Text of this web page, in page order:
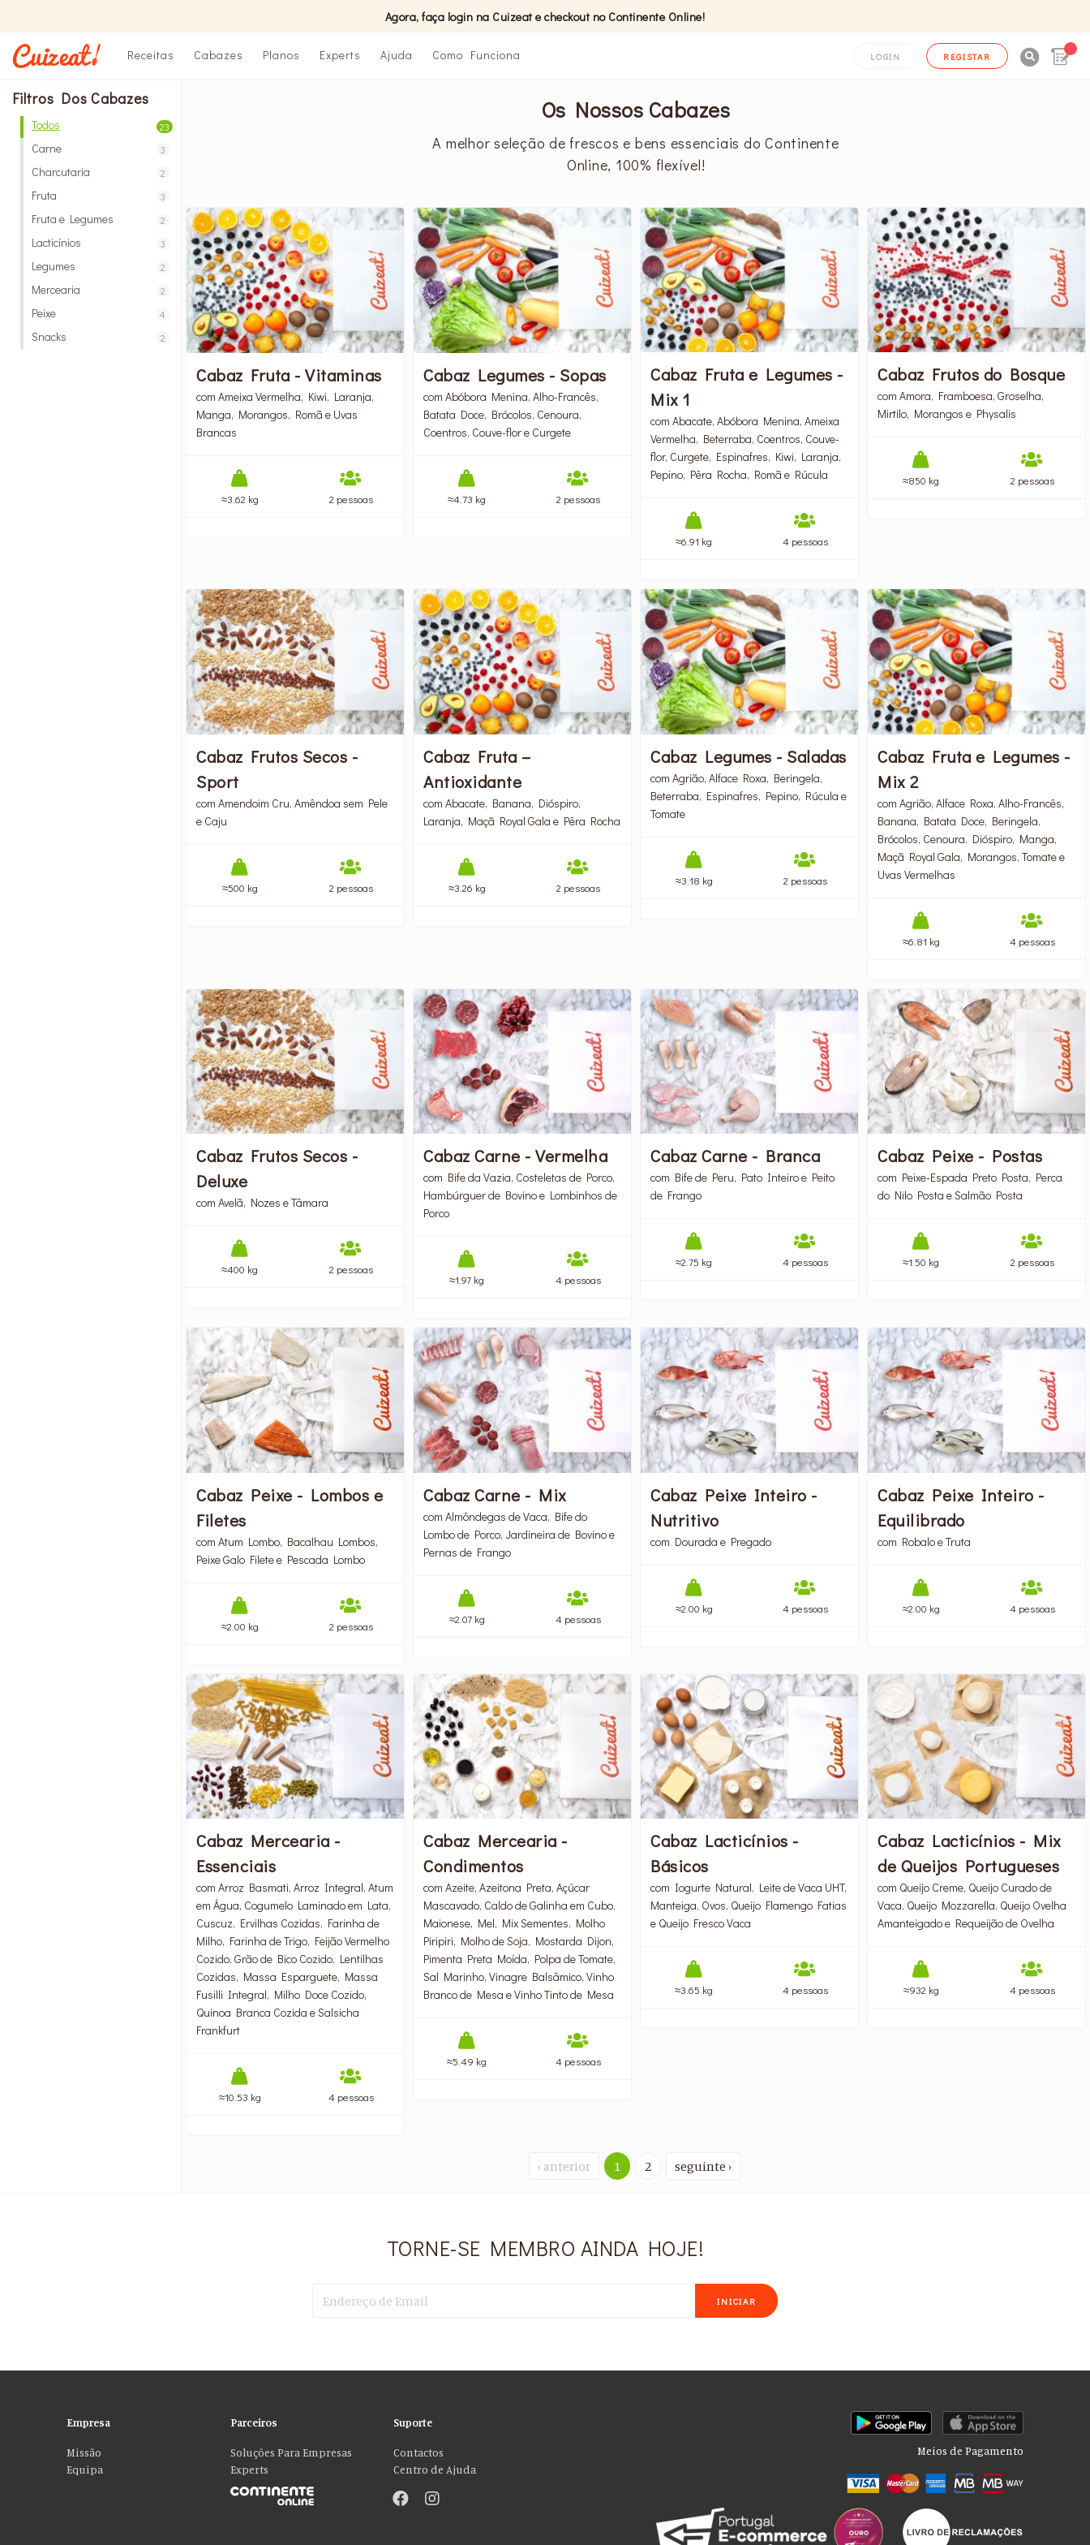
Agora, faça login na Cuizeat e checkout no Continente Online!
Receitas Cabazes Planos Experts Ajuda Como Funciona LOGIN REGISTAR 
Filtros Dos Cabazes
Todos 23
Carne 3
Charcutaria 2
Fruta 3
Fruta e Legumes 2
Lacticínios 3
Legumes 2
Mercearia 2
Peixe 4
Snacks 2
Os Nossos Cabazes
A melhor seleção de frescos e bens essenciais do Continente
Online, 100% flexível!
Cabaz Fruta - Vitaminas
com Ameixa Vermelha, Kiwi, Laranja,
Manga, Morangos, Romã e Uvas
Brancas
≈3.62 kg 2 pessoas
Cabaz Legumes - Sopas
com Abóbora Menina, Alho-Francês,
Batata Doce, Brócolos, Cenoura,
Coentros, Couve-flor e Curgete
≈4.73 kg 2 pessoas
Cabaz Fruta e Legumes -
Mix 1
com Abacate, Abóbora Menina, Ameixa
Vermelha, Beterraba, Coentros, Couve-
flor, Curgete, Espinafres, Kiwi, Laranja,
Pepino, Pêra Rocha, Romã e Rúcula
≈6.91 kg 4 pessoas
Cabaz Frutos do Bosque
com Amora, Framboesa, Groselha,
Mirtilo, Morangos e Physalis
≈850 kg 2 pessoas
Cabaz Frutos Secos -
Sport
com Amendoim Cru, Amêndoa sem Pele
e Caju
≈500 kg 2 pessoas
Cabaz Fruta –
Antioxidante
com Abacate, Banana, Dióspiro,
Laranja, Maçã Royal Gala e Pêra Rocha
≈3.26 kg 2 pessoas
Cabaz Legumes - Saladas
com Agrião, Alface Roxa, Beringela,
Beterraba, Espinafres, Pepino, Rúcula e
Tomate
≈3.18 kg 2 pessoas
Cabaz Fruta e Legumes -
Mix 2
com Agrião, Alface Roxa, Alho-Francês,
Banana, Batata Doce, Beringela,
Brócolos, Cenoura, Dióspiro, Manga,
Maçã Royal Gala, Morangos, Tomate e
Uvas Vermelhas
≈6.81 kg 4 pessoas
Cabaz Frutos Secos -
Deluxe
com Avelã, Nozes e Tâmara
≈400 kg 2 pessoas
Cabaz Carne - Vermelha
com Bife da Vazia, Costeletas de Porco,
Hambúrguer de Bovino e Lombinhos de
Porco
≈1.97 kg 4 pessoas
Cabaz Carne - Branca
com Bife de Peru, Pato Inteiro e Peito
de Frango
≈2.75 kg 4 pessoas
Cabaz Peixe - Postas
com Peixe-Espada Preto Posta, Perca
do Nilo Posta e Salmão Posta
≈1.50 kg 2 pessoas
Cabaz Peixe - Lombos e
Filetes
com Atum Lombo, Bacalhau Lombos,
Peixe Galo Filete e Pescada Lombo
≈2.00 kg 2 pessoas
Cabaz Carne - Mix
com Almôndegas de Vaca, Bife do
Lombo de Porco, Jardineira de Bovino e
Pernas de Frango
≈2.07 kg 4 pessoas
Cabaz Peixe Inteiro -
Nutritivo
com Dourada e Pregado
≈2.00 kg 4 pessoas
Cabaz Peixe Inteiro -
Equilibrado
com Robalo e Truta
≈2.00 kg 4 pessoas
Cabaz Mercearia -
Essenciais
com Arroz Basmati, Arroz Integral, Atum
em Água, Cogumelo Laminado em Lata,
Cuscuz, Ervilhas Cozidas, Farinha de
Milho, Farinha de Trigo, Feijão Vermelho
Cozido, Grão de Bico Cozido, Lentilhas
Cozidas, Massa Esparguete, Massa
Fusilli Integral, Milho Doce Cozido,
Quinoa Branca Cozida e Salsicha
Frankfurt
≈10.53 kg 4 pessoas
Cabaz Mercearia -
Condimentos
com Azeite, Azeitona Preta, Açúcar
Mascavado, Caldo de Galinha em Cubo,
Maionese, Mel, Mix Sementes, Molho
Piripiri, Molho de Soja, Mostarda Dijon,
Pimenta Preta Moída, Polpa de Tomate,
Sal Marinho, Vinagre Balsâmico, Vinho
Branco de Mesa e Vinho Tinto de Mesa
≈5.49 kg 4 pessoas
Cabaz Lacticínios -
Básicos
com Iogurte Natural, Leite de Vaca UHT,
Manteiga, Ovos, Queijo Flamengo Fatias
e Queijo Fresco Vaca
≈3.65 kg 4 pessoas
Cabaz Lacticínios - Mix
de Queijos Portugueses
com Queijo Creme, Queijo Curado de
Vaca, Queijo Mozzarella, Queijo Ovelha
Amanteigado e Requeijão de Ovelha
≈932 kg 4 pessoas
‹ anterior 1 2 seguinte ›
TORNE-SE MEMBRO AINDA HOJE!
INICIAR
Empresa
Missão
Equipa
Parceiros
Soluções Para Empresas
Experts
Suporte
Contactos
Centro de Ajuda
Meios de Pagamento